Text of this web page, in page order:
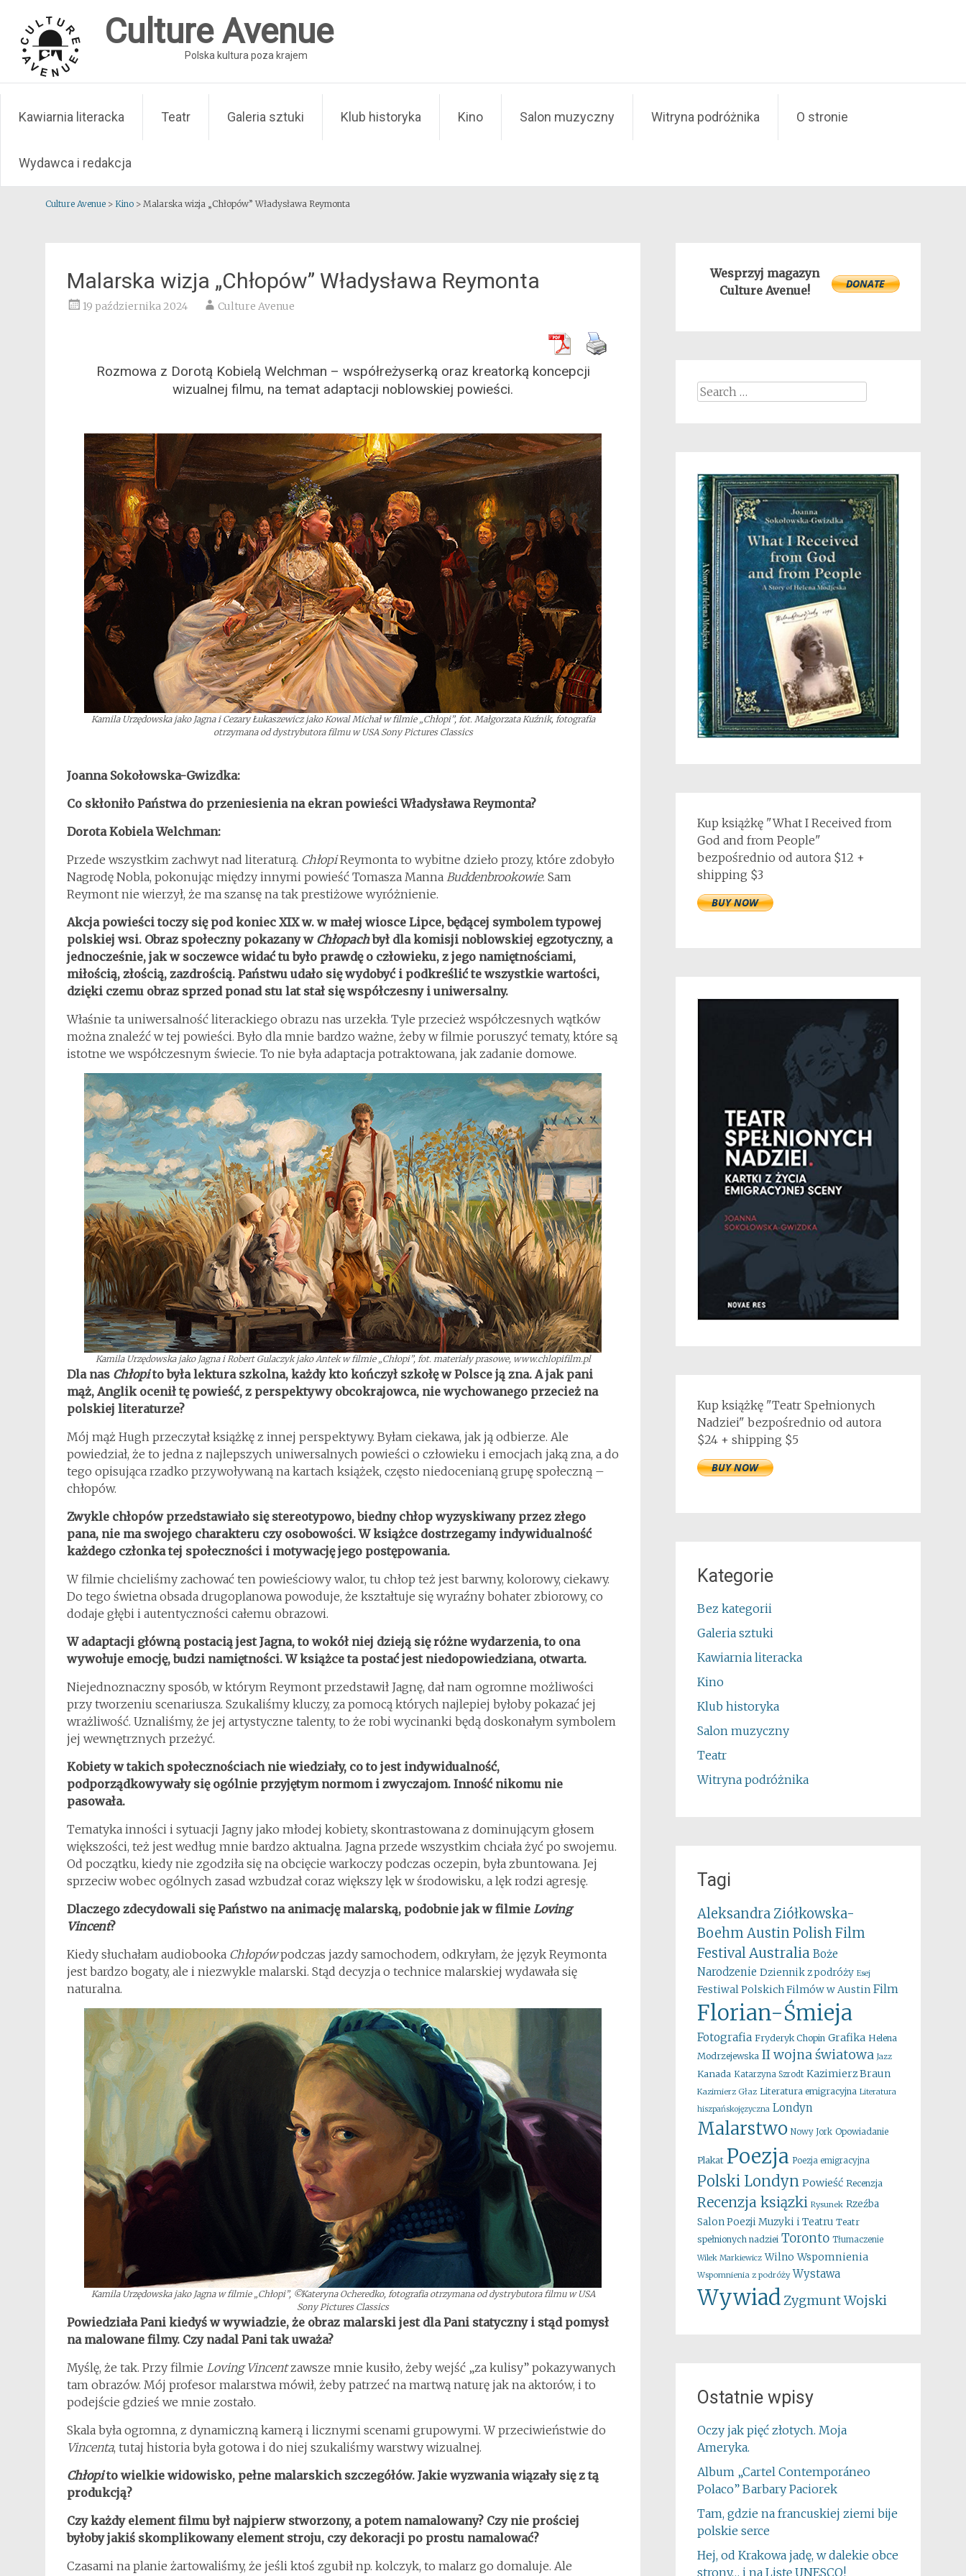
content
Culture Avenue
Polska kultura poza krajem
Kawiarnia literacka Teatr Galeria sztuki Klub historyka Kino Salon muzyczny Witryna podróżnika O stronie
Wydawca i redakcja
Culture Avenue > Kino > Malarska wizja „Chłopów” Władysława Reymonta
Malarska wizja „Chłopów” Władysława Reymonta
19 października 2024 Culture Avenue
Rozmowa z Dorotą Kobielą Welchman – współreżyserką oraz kreatorką koncepcji
wizualnej filmu, na temat adaptacji noblowskiej powieści.
Kamila Urzędowska jako Jagna i Cezary Łukaszewicz jako Kowal Michał w filmie „Chłopi”, fot. Małgorzata Kuźnik, fotografia
otrzymana od dystrybutora filmu w USA Sony Pictures Classics
Joanna Sokołowska-Gwizdka:
Co skłoniło Państwa do przeniesienia na ekran powieści Władysława Reymonta?
Dorota Kobiela Welchman:
Przede wszystkim zachwyt nad literaturą. ChłopiReymonta to wybitne dzieło prozy, które zdobyło
Nagrodę Nobla, pokonując między innymi powieść Tomasza Manna Buddenbrookowie. Sam
Reymont nie wierzył, że ma szansę na tak prestiżowe wyróżnienie.
Akcja powieści toczy się pod koniec XIX w. w małej wiosce Lipce, będącej symbolem typowej
polskiej wsi. Obraz społeczny pokazany w Chłopachbył dla komisji noblowskiej egzotyczny, a
jednocześnie, jak w soczewce widać tu było prawdę o człowieku, z jego namiętnościami,
miłością, złością, zazdrością. Państwu udało się wydobyć i podkreślić te wszystkie wartości,
dzięki czemu obraz sprzed ponad stu lat stał się współczesny i uniwersalny.
Właśnie ta uniwersalność literackiego obrazu nas urzekła. Tyle przecież współczesnych wątków
można znaleźć w tej powieści. Było dla mnie bardzo ważne, żeby w filmie poruszyć tematy, które są
istotne we współczesnym świecie. To nie była adaptacja potraktowana, jak zadanie domowe.
Kamila Urzędowska jako Jagna i Robert Gulaczyk jako Antek w filmie „Chłopi”, fot. materiały prasowe, www.chlopifilm.pl
Dla nas Chłopito była lektura szkolna, każdy kto kończył szkołę w Polsce ją zna. A jak pani
mąż, Anglik ocenił tę powieść, z perspektywy obcokrajowca, nie wychowanego przecież na
polskiej literaturze?
Mój mąż Hugh przeczytał książkę z innej perspektywy. Byłam ciekawa, jak ją odbierze. Ale
powiedział, że to jedna z najlepszych uniwersalnych powieści o człowieku i emocjach jaką zna, a do
tego opisująca rzadko przywoływaną na kartach książek, często niedocenianą grupę społeczną –
chłopów.
Zwykle chłopów przedstawiało się stereotypowo, biedny chłop wyzyskiwany przez złego
pana, nie ma swojego charakteru czy osobowości. W książce dostrzegamy indywidualność
każdego członka tej społeczności i motywację jego postępowania.
W filmie chcieliśmy zachować ten powieściowy walor, tu chłop też jest barwny, kolorowy, ciekawy.
Do tego świetna obsada drugoplanowa powoduje, że kształtuje się wyraźny bohater zbiorowy, co
dodaje głębi i autentyczności całemu obrazowi.
W adaptacji główną postacią jest Jagna, to wokół niej dzieją się różne wydarzenia, to ona
wywołuje emocję, budzi namiętności. W książce ta postać jest niedopowiedziana, otwarta.
Niejednoznaczny sposób, w którym Reymont przedstawił Jagnę, dał nam ogromne możliwości
przy tworzeniu scenariusza. Szukaliśmy kluczy, za pomocą których najlepiej byłoby pokazać jej
wrażliwość. Uznaliśmy, że jej artystyczne talenty, to że robi wycinanki będą doskonałym symbolem
jej wewnętrznych przeżyć.
Kobiety w takich społecznościach nie wiedziały, co to jest indywidualność,
podporządkowywały się ogólnie przyjętym normom i zwyczajom. Inność nikomu nie
pasowała.
Tematyka inności i sytuacji Jagny jako młodej kobiety, skontrastowana z dominującym głosem
większości, też jest według mnie bardzo aktualna. Jagna przede wszystkim chciała żyć po swojemu.
Od początku, kiedy nie zgodziła się na obcięcie warkoczy podczas oczepin, była zbuntowana. Jej
sprzeciw wobec ogólnych zasad wzbudzał coraz większy lęk w środowisku, a lęk rodzi agresję.
Dlaczego zdecydowali się Państwo na animację malarską, podobnie jak w filmie Loving
Vincent?
Kiedy słuchałam audiobooka Chłopówpodczas jazdy samochodem, odkryłam, że język Reymonta
jest bardzo bogaty, ale i niezwykle malarski. Stąd decyzja o technice malarskiej wydawała się
naturalna.
Kamila Urzędowska jako Jagna w filmie „Chłopi”, ©Kateryna Ocheredko, fotografia otrzymana od dystrybutora filmu w USA
Sony Pictures Classics
Powiedziała Pani kiedyś w wywiadzie, że obraz malarski jest dla Pani statyczny i stąd pomysł
na malowane filmy. Czy nadal Pani tak uważa?
Myślę, że tak. Przy filmie Loving Vincentzawsze mnie kusiło, żeby wejść „za kulisy” pokazywanych
tam obrazów. Mój profesor malarstwa mówił, żeby patrzeć na martwą naturę jak na aktorów, i to
podejście gdzieś we mnie zostało.
Skala była ogromna, z dynamiczną kamerą i licznymi scenami grupowymi. W przeciwieństwie do
Vincenta, tutaj historia była gotowa i do niej szukaliśmy warstwy wizualnej.
Chłopito wielkie widowisko, pełne malarskich szczegółów. Jakie wyzwania wiązały się z tą
produkcją?
Czy każdy element filmu był najpierw stworzony, a potem namalowany? Czy nie prościej
byłoby jakiś skomplikowany element stroju, czy dekoracji po prostu namalować?
Czasami na planie żartowaliśmy, że jeśli ktoś zgubił np. kolczyk, to malarz go domaluje. Ale
Wesprzyj magazyn
Culture Avenue!
Search
Kup książkę "What I Received from
God and from People"
bezpośrednio od autora $12 +
shipping $3
Kup książkę "Teatr Spełnionych
Nadziei" bezpośrednio od autora
$24 + shipping $5
Kategorie
Bez kategorii
Galeria sztuki
Kawiarnia literacka
Kino
Klub historyka
Salon muzyczny
Teatr
Witryna podróżnika
Tagi
Aleksandra Ziółkowska-
Boehm Austin Polish Film
FestivalAustralia Boże
Narodzenie Dziennik z podróży Esej
Festiwal Polskich Filmów w Austin Film
Florian-Śmieja
Fotografia Fryderyk Chopin Grafika Helena
Modrzejewska II wojna światowa Jazz
Kanada Katarzyna Szrodt Kazimierz Braun
Kazimierz Głaz Literatura emigracyjna Literatura
hiszpańskojęzyczna Londyn
Malarstwo Nowy Jork Opowiadanie
Plakat Poezja Poezja emigracyjna
Polski Londyn Powieść Recenzja
Recenzja ksiązki Rysunek Rzeźba
Salon Poezji Muzyki i Teatru Teatr
spełnionych nadziei Toronto Tłumaczenie
Wilek Markiewicz Wilno Wspomnienia
Wspomnienia z podróży Wystawa
WywiadZygmunt Wojski
Ostatnie wpisy
Oczy jak pięć złotych. Moja
Ameryka.
Album „Cartel Contemporáneo
Polaco” Barbary Paciorek
Tam, gdzie na francuskiej ziemi bije
polskie serce
Hej, od Krakowa jadę, w dalekie obce
strony… i na Listę UNESCO!